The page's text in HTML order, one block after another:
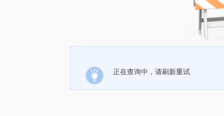
正在查询中，请刷新重试